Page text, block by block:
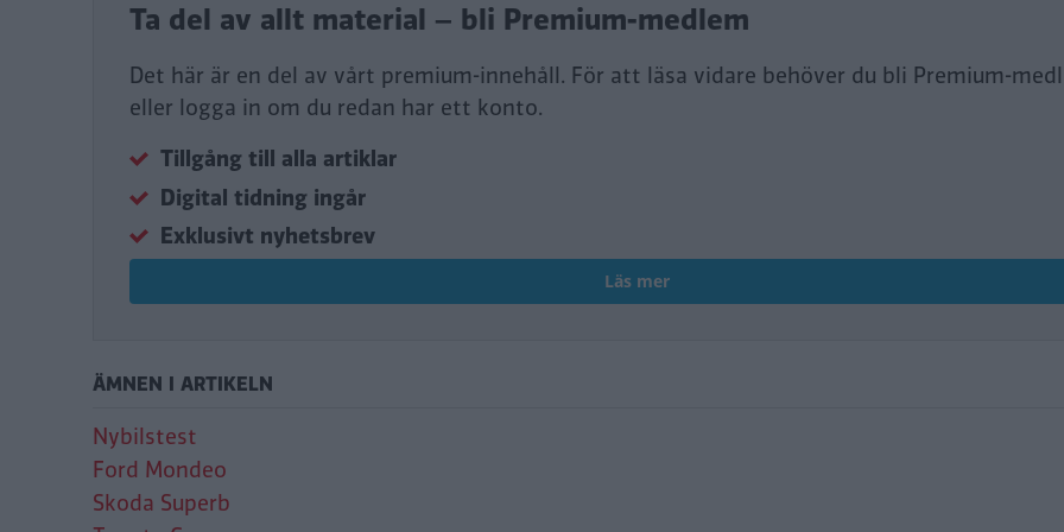
Ta del av allt material – bli Premium-medlem
Det här är en del av vårt premium-innehåll. För att läsa vidare behöver du bli Premium-
eller logga in om du redan har ett konto.
Tillgång till alla artiklar
Digital tidning ingår
Exklusivt nyhetsbrev
Läs mer
ÄMNEN I ARTIKELN
Nybilstest
Ford Mondeo
Skoda Superb